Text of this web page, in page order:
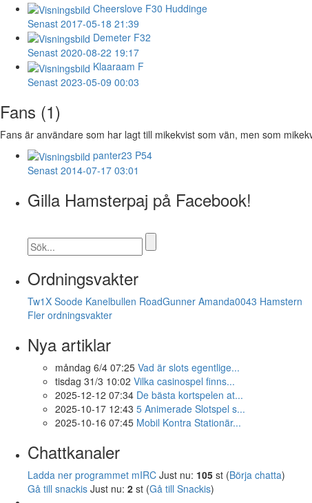
Cheerslove F30 Huddinge
Senast 2017-05-18 21:39
Demeter F32
Senast 2020-08-22 19:17
Klaaraam F
Senast 2023-05-09 00:03
Fans (1)
Fans är användare som har lagt till mikekvist som vän, men som
panter23 P54
Senast 2014-07-17 03:01
Gilla Hamsterpaj på Facebook!
Ordningsvakter
Tw1X Soode Kanelbullen RoadGunner Amanda0043 Hamstern
Fler ordningsvakter
Nya artiklar
måndag 6/4 07:25 Vad är slots egentlige...
tisdag 31/3 10:02 Vilka casinospel finns...
2025-12-12 07:34 De bästa kortspelen at...
2025-10-17 12:43 5 Animerade Slotspel s...
2025-10-16 07:45 Mobil Kontra Stationär...
Chattkanaler
Ladda ner programmet mIRC Just nu: 105 st (Börja chatta)
Gå till snackis Just nu: 2 st (Gå till Snackis)